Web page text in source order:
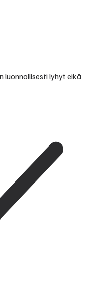
luonnollisesti lyhyt eikä